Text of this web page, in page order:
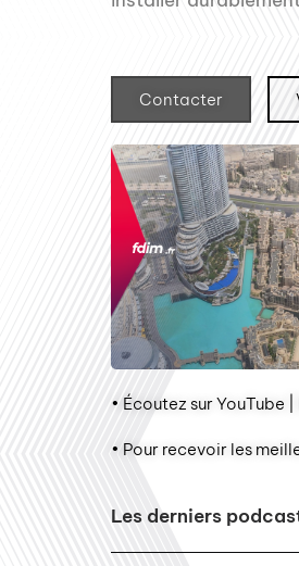
Contacter
• Écoutez sur YouTube
• Pour recevoir les
Les derniers